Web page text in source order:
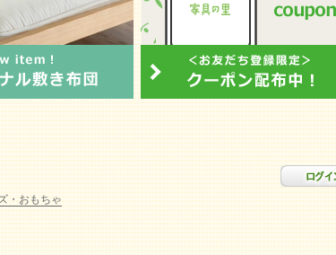
・おもちゃ